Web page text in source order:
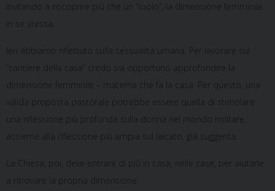
invitando a riscoprire più che un “ruolo”, la dimensione femminile
in se stessa.
Ieri abbiamo riflettuto sulla sessualità umana. Per lavorare sul
“cantiere della casa” credo sia opportuno approfondire la
dimensione femminile – materna che fa la casa. Per questo, una
valida proposta pastorale potrebbe essere quella di stimolare
una riflessione più profonda sulla donna nel mondo militare,
assieme alla riflessione più ampia sul laicato, già suggerita.
La Chiesa, poi, deve entrare di più in casa, nelle case, per aiutarle
a ritrovare la propria dimensione.